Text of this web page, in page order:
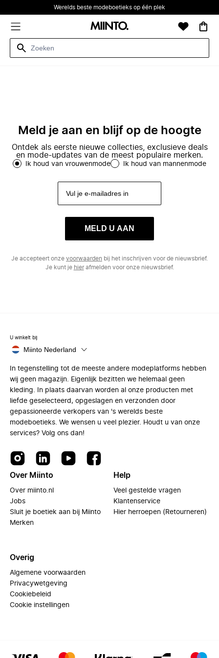
Werelds beste modeboetieks op één plek
Meld je aan en blijf op de hoogte
Ontdek als eerste nieuwe collecties, exclusieve deals
en mode-updates van de meest populaire merken.
Ik houd van vrouwenmode Ik houd van mannenmode
MELD U AAN
Je accepteert onze voorwaarden bij het inschrijven voor de nieuwsbrief.
Je kunt je hierafmelden voor onze nieuwsbrief.
U winkelt bij
Miinto Nederland
In tegenstelling tot de meeste andere modeplatforms hebben
wij geen magazijn. Eigenlijk bezitten we helemaal geen
kleding. In plaats daarvan worden al onze producten met
liefde geselecteerd, opgeslagen en verzonden door
gepassioneerde verkopers van 's werelds beste
modeboetieks. We wensen u veel plezier. Houdt u van onze
services? Volg ons dan!
Over Miinto
Over miinto.nl
Jobs
Sluit je boetiek aan bij Miinto
Merken
Help
Veel gestelde vragen
Klantenservice
Hier herroepen (Retourneren)
Overig
Algemene voorwaarden
Privacywetgeving
Cookiebeleid
Cookie instellingen